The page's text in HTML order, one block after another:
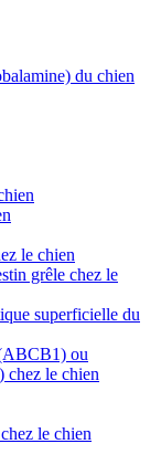
du chien
le chien
grêle chez le
superficielle du
ou
chez le chien
le chien